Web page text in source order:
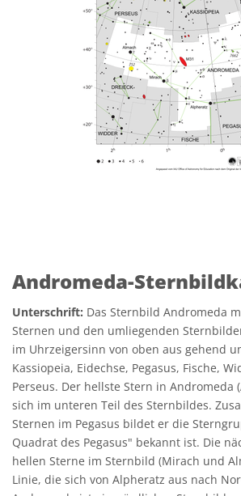
Andromeda-
Unterschrift: Das Sternbild Andromeda
Sternen und den umliegenden
im Uhrzeigersinn von oben aus gehend
Kassiopeia, Eidechse, Pegasus, Fische,
Perseus. Der hellste Stern in Andromeda
sich im unteren Teil des Sternbildes.
Sternen im Pegasus bildet er die
Quadrat des Pegasus" bekannt ist. Die
hellen Sterne im Sternbild (Mirach und
Linie, die sich von Alpheratz aus nach